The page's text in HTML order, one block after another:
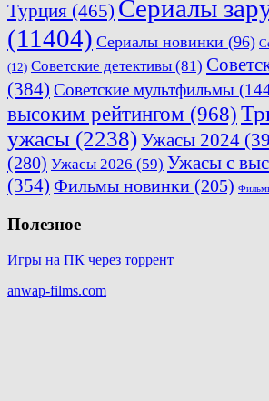
Турция (465) Сериалы
(11404) Сериалы новинки (96)
(12) Советские детективы (81)
(384) Советские мультфильмы
высоким рейтингом (968)
ужасы (2238)Ужасы 2024
(280) Ужасы 2026 (59) Ужасы с
(354) Фильмы новинки (205)
Полезное
Игры на ПК через торрент
anwap-films.com